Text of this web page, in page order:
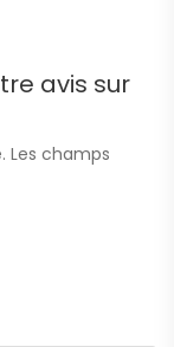
avis sur
Les champs